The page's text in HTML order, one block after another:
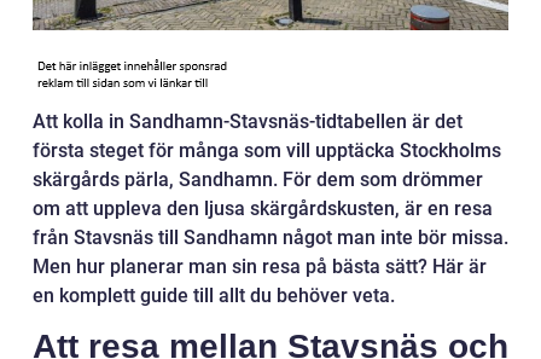
Att kolla in Sandhamn-Stavsnäs-tidtabellen är det
första steget för många som vill upptäcka Stockholms
skärgårds pärla, Sandhamn. För dem som drömmer
om att uppleva den ljusa skärgårdskusten, är en resa
från Stavsnäs till Sandhamn något man inte bör missa.
Men hur planerar man sin resa på bästa sätt? Här är
en komplett guide till allt du behöver veta.
Att resa mellan Stavsnäs och